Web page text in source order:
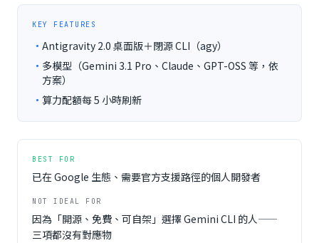
KEY FEATURES
· Antigravity 2.0 桌面版＋閉源 CLI（agy）
· 多模型（Gemini 3.1 Pro、Claude、GPT-OSS 等，依
方案）
· 算力配額每 5 小時刷新
BEST FOR
已在 Google 生態、需要官方支援路徑的個人開發者
NOT IDEAL FOR
因為「開源、免費、可自架」選擇 Gemini CLI 的人——
三項都沒有對應物